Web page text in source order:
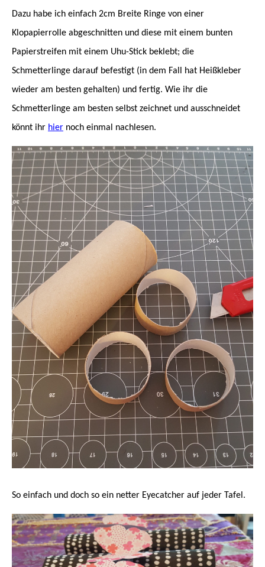
Dazu habe ich einfach 2cm Breite Ringe von einer
Klopapierrolle abgeschnitten und diese mit einem bunten
Papierstreifen mit einem Uhu-Stick beklebt; die
Schmetterlinge darauf befestigt (in dem Fall hat Heißkleber
wieder am besten gehalten) und fertig. Wie ihr die
Schmetterlinge am besten selbst zeichnet und ausschneidet
könnt ihr hier noch einmal nachlesen.
So einfach und doch so ein netter Eyecatcher auf jeder Tafel.